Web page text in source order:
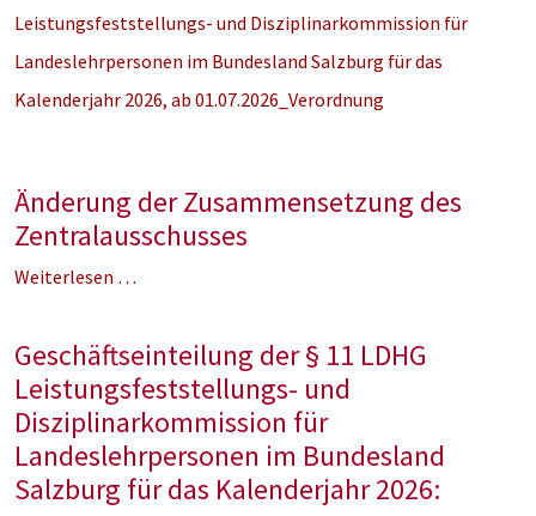
Leistungsfeststellungs- und Disziplinarkommission für
Landeslehrpersonen im Bundesland Salzburg für das
Kalenderjahr 2026, ab 01.07.2026_Verordnung
Änderung der Zusammensetzung des
Zentralausschusses
Weiterlesen …
Geschäftseinteilung der § 11 LDHG
Leistungsfeststellungs- und
Disziplinarkommission für
Landeslehrpersonen im Bundesland
Salzburg für das Kalenderjahr 2026: